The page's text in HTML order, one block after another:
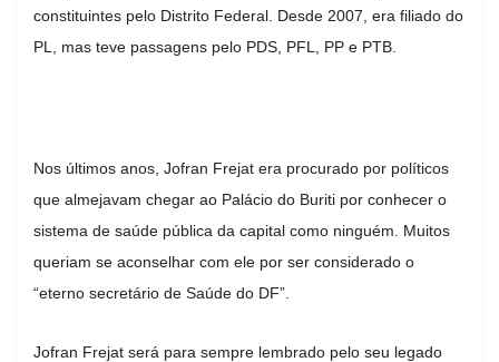
constituintes pelo Distrito Federal. Desde 2007, era filiado do
PL, mas teve passagens pelo PDS, PFL, PP e PTB.
Nos últimos anos, Jofran Frejat era procurado por políticos
que almejavam chegar ao Palácio do Buriti por conhecer o
sistema de saúde pública da capital como ninguém. Muitos
queriam se aconselhar com ele por ser considerado o
“eterno secretário de Saúde do DF”.
Jofran Frejat será para sempre lembrado pelo seu legado